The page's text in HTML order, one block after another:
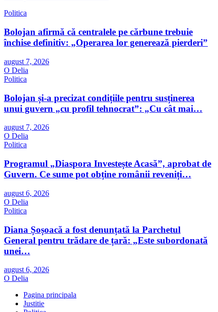
Politica
Bolojan afirmă că centralele pe cărbune trebuie
închise definitiv: „Operarea lor generează pierderi”
august 7, 2026
O Delia
Politica
Bolojan și-a precizat condițiile pentru susținerea
unui guvern „cu profil tehnocrat”: „Cu cât mai…
august 7, 2026
O Delia
Politica
Programul „Diaspora Investește Acasă”, aprobat de
Guvern. Ce sume pot obține românii reveniți…
august 6, 2026
O Delia
Politica
Diana Șoșoacă a fost denunțată la Parchetul
General pentru trădare de țară: „Este subordonată
unei…
august 6, 2026
O Delia
Pagina principala
Justitie